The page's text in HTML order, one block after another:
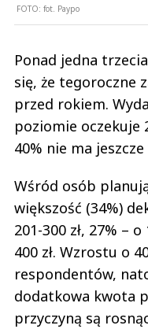
FOTO: fot. Paypo
Ponad jedna
się, że tegoroczne
przed rokiem.
poziomie oczekuje
40% nie ma
Wśród osób
większość (34%)
201-300 zł, 27% –
400 zł. Wzrostu o
respondentów,
dodatkowa kwota
przyczyną są